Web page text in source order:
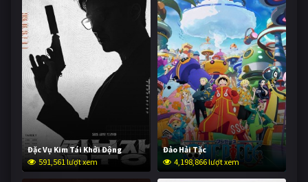
Đặc Vụ Kim Tái Khởi Động
591,561 lượt xem
Đảo Hải Tặc
4,198,866 lượt xem